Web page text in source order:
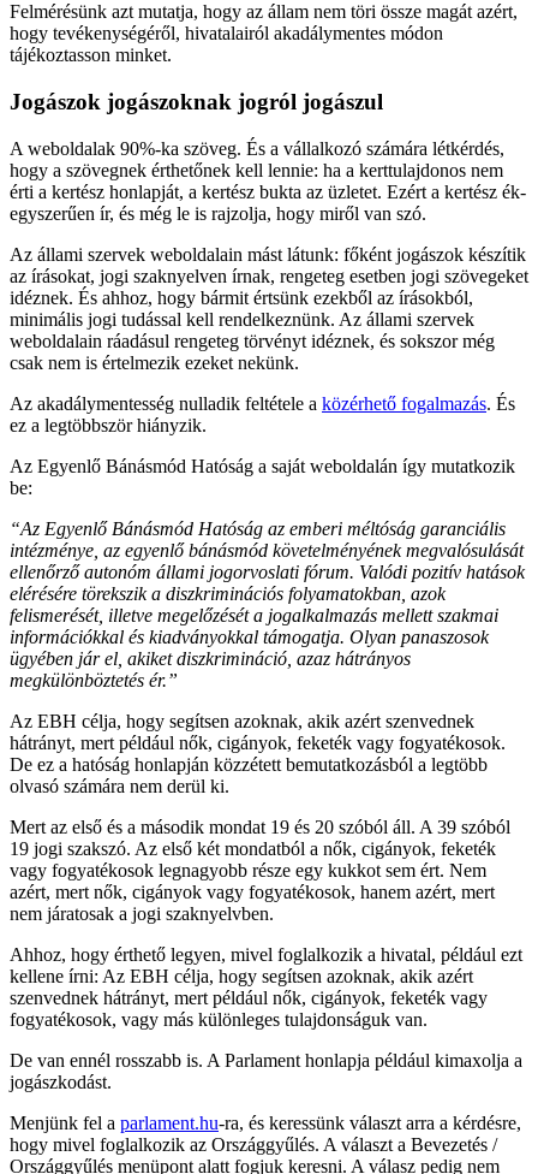
Felmérésünk azt mutatja, hogy az állam nem töri össze magát azért,
hogy tevékenységéről, hivatalairól akadálymentes módon
tájékoztasson minket.
Jogászok jogászoknak jogról jogászul
A weboldalak 90%-ka szöveg. És a vállalkozó számára létkérdés,
hogy a szövegnek érthetőnek kell lennie: ha a kerttulajdonos nem
érti a kertész honlapját, a kertész bukta az üzletet. Ezért a kertész ék-
egyszerűen ír, és még le is rajzolja, hogy miről van szó.
Az állami szervek weboldalain mást látunk: főként jogászok készítik
az írásokat, jogi szaknyelven írnak, rengeteg esetben jogi szövegeket
idéznek. És ahhoz, hogy bármit értsünk ezekből az írásokból,
minimális jogi tudással kell rendelkeznünk. Az állami szervek
weboldalain ráadásul rengeteg törvényt idéznek, és sokszor még
csak nem is értelmezik ezeket nekünk.
Az akadálymentesség nulladik feltétele a közérhető fogalmazás. És
ez a legtöbbször hiányzik.
Az Egyenlő Bánásmód Hatóság a saját weboldalán így mutatkozik
be:
“Az Egyenlő Bánásmód Hatóság az emberi méltóság garanciális
intézménye, az egyenlő bánásmód követelményének megvalósulását
ellenőrző autonóm állami jogorvoslati fórum. Valódi pozitív hatások
elérésére törekszik a diszkriminációs folyamatokban, azok
felismerését, illetve megelőzését a jogalkalmazás mellett szakmai
információkkal és kiadványokkal támogatja. Olyan panaszosok
ügyében jár el, akiket diszkrimináció, azaz hátrányos
megkülönböztetés ér.”
Az EBH célja, hogy segítsen azoknak, akik azért szenvednek
hátrányt, mert például nők, cigányok, feketék vagy fogyatékosok.
De ez a hatóság honlapján közzétett bemutatkozásból a legtöbb
olvasó számára nem derül ki.
Mert az első és a második mondat 19 és 20 szóból áll. A 39 szóból
19 jogi szakszó. Az első két mondatból a nők, cigányok, feketék
vagy fogyatékosok legnagyobb része egy kukkot sem ért. Nem
azért, mert nők, cigányok vagy fogyatékosok, hanem azért, mert
nem járatosak a jogi szaknyelvben.
Ahhoz, hogy érthető legyen, mivel foglalkozik a hivatal, például ezt
kellene írni: Az EBH célja, hogy segítsen azoknak, akik azért
szenvednek hátrányt, mert például nők, cigányok, feketék vagy
fogyatékosok, vagy más különleges tulajdonságuk van.
De van ennél rosszabb is. A Parlament honlapja például kimaxolja a
jogászkodást.
Menjünk fel a parlament.hu-ra, és keressünk választ arra a kérdésre,
hogy mivel foglalkozik az Országgyűlés. A választ a Bevezetés /
Országgyűlés menüpont alatt fogjuk keresni. A válasz pedig nem